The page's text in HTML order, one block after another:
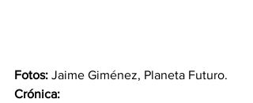
Fotos: Jaime Giménez, Planeta Futuro.
Crónica: